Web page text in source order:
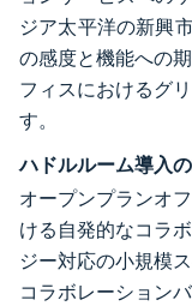
ジア太平洋の新興
の感度と機能への
フィスにおけるグ
す。
ハドルルーム導入
オープンプランオ
ける自発的なコラ
ジー対応の小規模
コラボレーション